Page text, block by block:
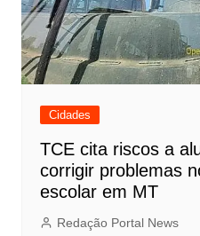
Cidades
TCE cita riscos a
corrigir problemas
escolar em MT
Redação Portal News